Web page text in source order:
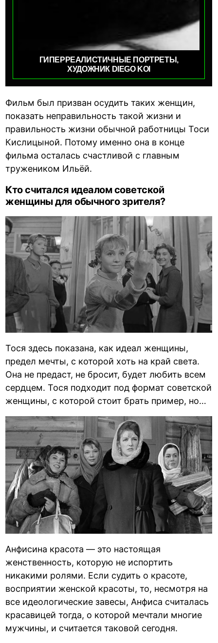
ГИПЕРРЕАЛИСТИЧНЫЕ ПОРТРЕТЫ,
ХУДОЖНИК DIEGO KOI
Фильм был призван осудить таких женщин,
показать неправильность такой жизни и
правильность жизни обычной работницы Тоси
Кислицыной. Потому именно она в конце
фильма осталась счастливой с главным
тружеником Ильёй.
Кто считался идеалом советской
женщины для обычного зрителя?
Тося здесь показана, как идеал женщины,
предел мечты, с которой хоть на край света.
Она не предаст, не бросит, будет любить всем
сердцем. Тося подходит под формат советской
женщины, с которой стоит брать пример, но…
Анфисина красота — это настоящая
женственность, которую не испортить
никакими ролями. Если судить о красоте,
восприятии женской красоты, то, несмотря на
все идеологические завесы, Анфиса считалась
красавицей тогда, о которой мечтали многие
мужчины, и считается таковой сегодня.